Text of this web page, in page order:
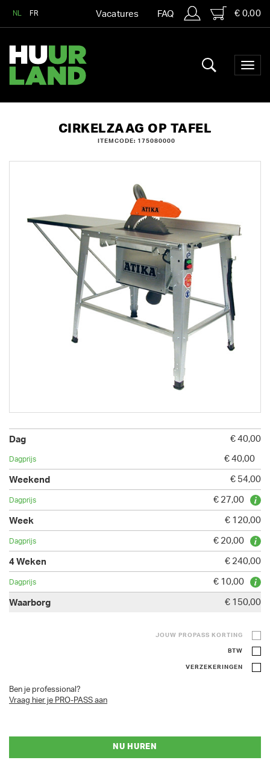
NL FR Vacatures FAQ € 0,00
CIRKELZAAG OP TAFEL
ITEMCODE: 175080000
€ 40,00
€ 40,00
€ 54,00
€ 27,00
€ 120,00
€ 20,00
€ 240,00
€ 10,00
€ 150,00
JOUW PROPASS KORTING
BTW
VERZEKERINGEN
Ben je professional?
Vraag hier je PRO-PASS aan
NU HUREN